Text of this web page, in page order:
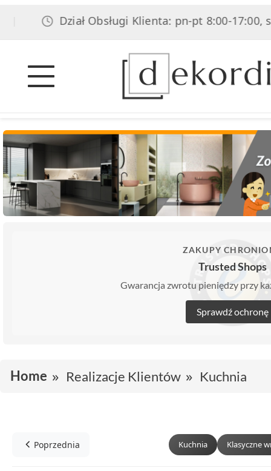
Dział Obsługi Klienta: pn-pt 8:00-17:00,
ZAKUPY
Trusted Shops
Gwarancja zwrotu pieniędzy przy
Sprawdź ochronę
Home Realizacje Klientów Kuchnia
Poprzednia Kuchnia Klasyczne